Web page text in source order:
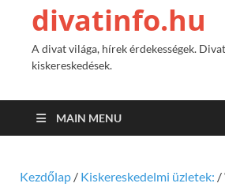
divatinfo.hu
A divat világa, hírek érdekességek.
kiskereskedések.
MAIN MENU
Kezdőlap / Kiskereskedelmi üzletek: /